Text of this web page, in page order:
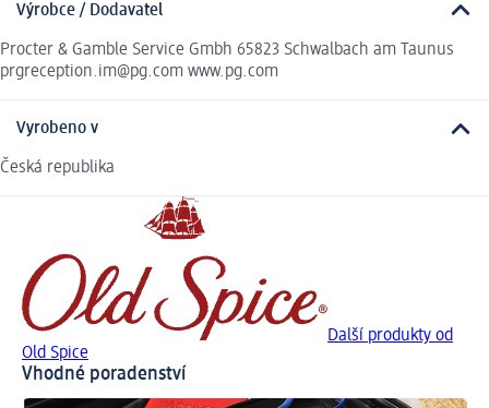
Výrobce / Dodavatel
Procter & Gamble Service Gmbh 65823 Schwalbach am Taunus
prgreception.im@pg.com www.pg.com
Vyrobeno v
Česká republika
Další produkty od
Old Spice
Vhodné poradenství